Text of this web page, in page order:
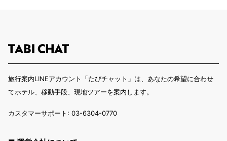
旅行案内LINEアカウント「たびチャット」は、あなたの希望に合わせ
てホテル、移動手段、現地ツアーを案内します。
カスタマーサポート: 03-6304-0770